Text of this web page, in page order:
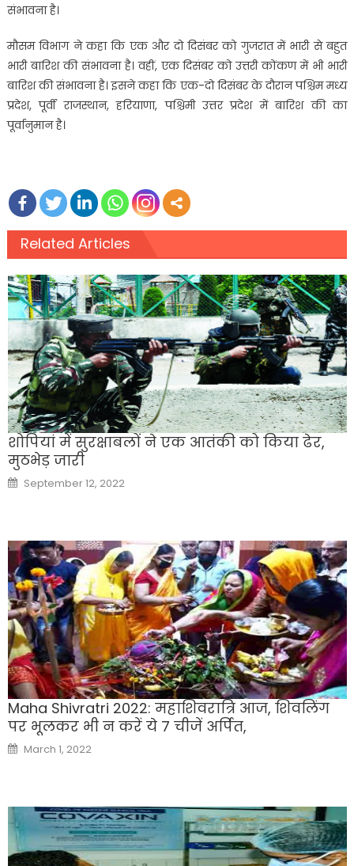
संभावना है।
मौसम विभाग ने कहा कि एक और दो दिसंबर को गुजरात में भारी से बहुत
भारी बारिश की संभावना है। वहीं, एक दिसंबर को उत्तरी कोंकण में भी भारी
बारिश की संभावना है। इसने कहा कि एक-दो दिसंबर के दौरान पश्चिम मध्य
प्रदेश, पूर्वी राजस्थान, हरियाणा, पश्चिमी उत्तर प्रदेश में बारिश की का
पूर्वानुमान है।
Related Articles
शोपियां में सुरक्षाबलों ने एक आतंकी को किया ढेर,
मुठभेड़ जारी
Posted
on
September 12, 2022
Maha Shivratri 2022: महाशिवरात्रि आज, शिवलिंग
पर भूलकर भी न करें ये 7 चीजें अर्पित,
Posted
on
March 1, 2022